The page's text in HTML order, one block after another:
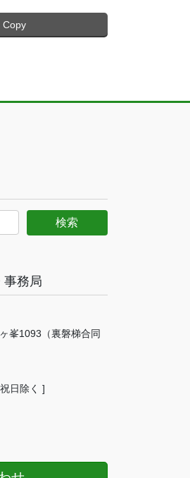
Copy
事務局
峯1093（裏磐梯合同
日除く ]